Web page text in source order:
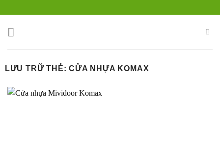
nội
LƯU TRỮ THẺ:CỬA NHỰA KOMAX